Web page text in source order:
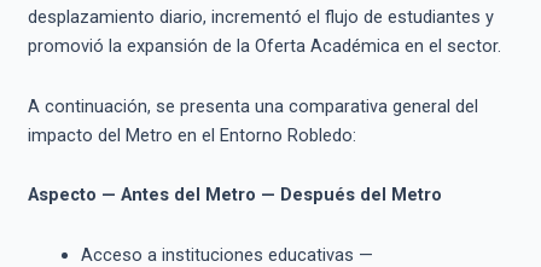
desplazamiento diario, incrementó el flujo de estudiantes y
promovió la expansión de la Oferta Académica en el sector.
A continuación, se presenta una comparativa general del
impacto del Metro en el Entorno Robledo:
Aspecto — Antes del Metro — Después del Metro
Acceso a instituciones educativas —